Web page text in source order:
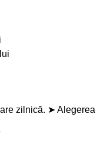
zilnică. ➤